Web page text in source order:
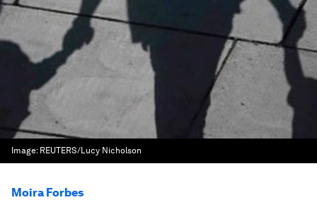
Image: REUTERS/Lucy Nicholson
Moira Forbes